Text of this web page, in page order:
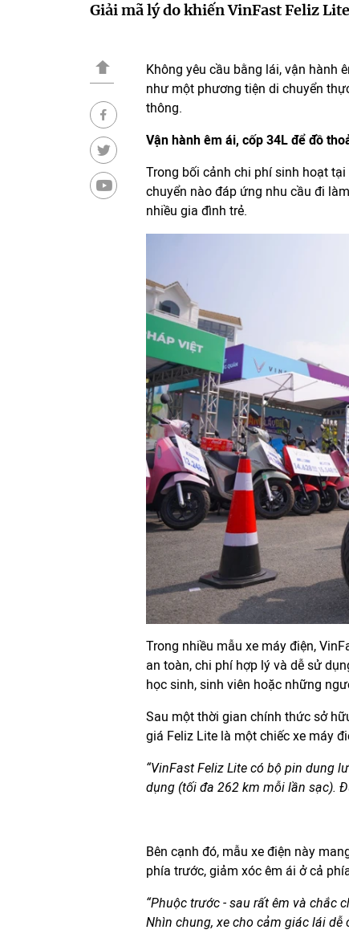
Giải mã lý do khiến VinFast Feliz
Không yêu cầu bằng lái, vận hành
như một phương tiện di chuyển
thông.
Vận hành êm ái, cốp 34L để đồ
Trong bối cảnh chi phí sinh hoạt
chuyển nào đáp ứng nhu cầu đi
nhiều gia đình trẻ.
Trong nhiều mẫu xe máy điện,
an toàn, chi phí hợp lý và dễ sử
học sinh, sinh viên hoặc những
Sau một thời gian chính thức sở
giá Feliz Lite là một chiếc xe máy
“VinFast Feliz Lite có bộ pin dung
dụng (tối đa 262 km mỗi lần sạc).
Bên cạnh đó, mẫu xe điện này
phía trước, giảm xóc êm ái ở cả
“Phuộc trước - sau rất êm và chắc
Nhìn chung, xe cho cảm giác lái dễ